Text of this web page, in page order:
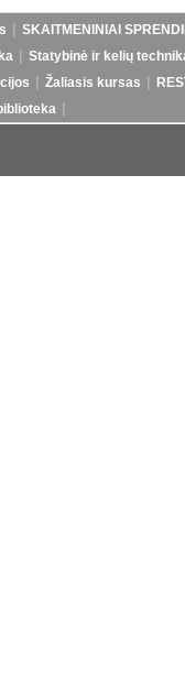
SKAITMENINIAI
Statybinė ir kelių
Žaliasis kursas